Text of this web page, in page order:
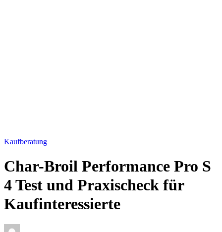
Kaufberatung
Char-Broil Performance Pro S
4 Test und Praxischeck für
Kaufinteressierte